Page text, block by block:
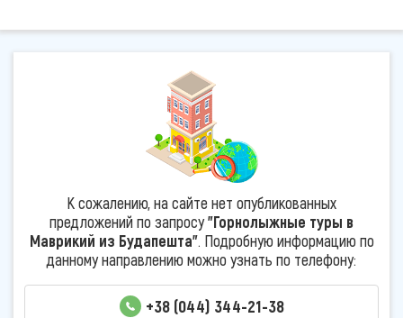
К сожалению, на сайте нет опубликованных
предложений по запросу"Горнолыжные туры в
Маврикий из Будапешта". Подробную информацию по
данному направлению можно узнать по телефону:
+38 (044) 344-21-38